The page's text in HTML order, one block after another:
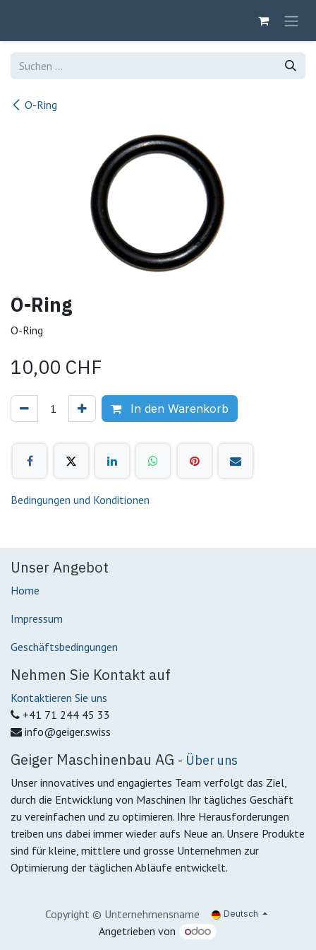
O-Ring
O-Ring
O-Ring
10,00 CHF
In den Warenkorb
Bedingungen und Konditionen
Unser Angebot
Home
Impressum
Geschäftsbedingungen
Nehmen Sie Kontakt auf
Kontaktieren Sie uns
+41 71 244 45 33
info@geiger.swiss
Geiger Maschinenbau AG - Über uns
Unser innovatives und engagiertes Team verfolgt das Ziel,
durch die Entwicklung von Maschinen Ihr tägliches Geschäft
zu vereinfachen und zu optimieren. Ihre Herausforderungen
treiben uns dabei immer wieder aufs Neue an. Unsere Produkte
sind für kleine, mittlere und grosse Unternehmen zur
Optimierung der täglichen Abläufe entwickelt.
Copyright © Unternehmensname Deutsch
Angetrieben von